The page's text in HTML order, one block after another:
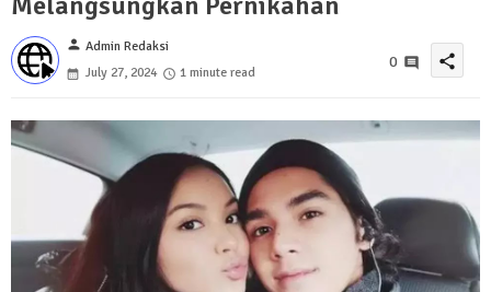
person Admin Redaksi
July 27, 2024
1 minute read
0 share